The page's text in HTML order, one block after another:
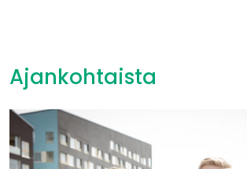
Ajankohtaista